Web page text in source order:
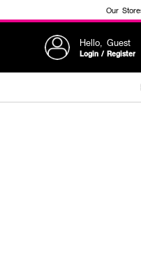
Our
Hello, Guest
Login / Register